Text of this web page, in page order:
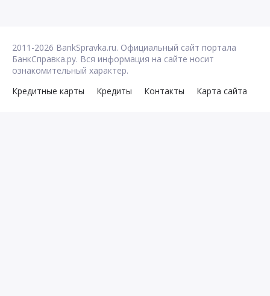
2011-2026 BankSpravka.ru. Официальный сайт портала
БанкСправка.ру. Вся информация на сайте носит
ознакомительный характер.
Кредитные карты
Кредиты Контакты Карта сайта